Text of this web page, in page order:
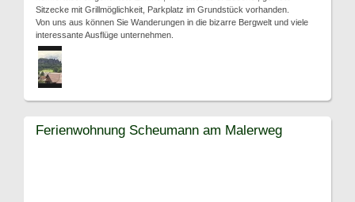
Sitzecke mit Grillmöglichkeit, Parkplatz im Grundstück vorhanden.
Von uns aus können Sie Wanderungen in die bizarre Bergwelt und viele
interessante Ausflüge unternehmen.
Ferienwohnung Scheumann am Malerweg